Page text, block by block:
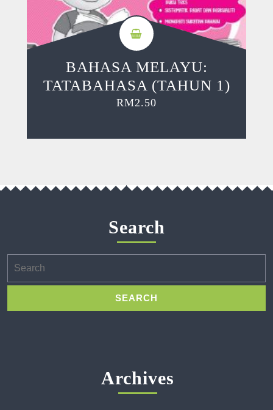
BAHASA MELAYU:
TATABAHASA (TAHUN 1)
RM2.50
Search
for:
Archives